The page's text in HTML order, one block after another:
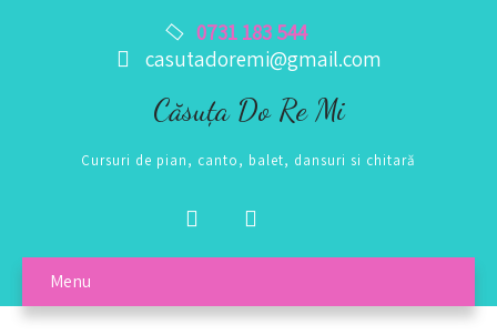
0731 183 544
casutadoremi@gmail.com
Căsuța Do Re Mi
Cursuri de pian, canto, balet, dansuri si chitară
Menu
Dezvoltă-ți abilitățile!